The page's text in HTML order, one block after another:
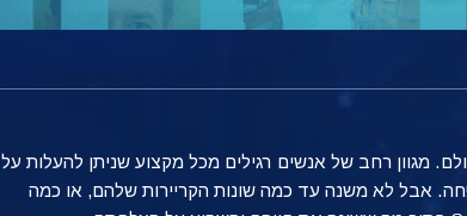
מגוון רחב של אנשים רגילים מכל מקצוע שניתן להעלות על
אבל לא משנה עד כמה שונות הקריירות שלהם, או כמה